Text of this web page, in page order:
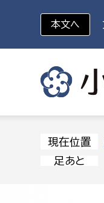
いざという
対象者を選
組織から探
部に属さない
本文へ
現在位置
足あと